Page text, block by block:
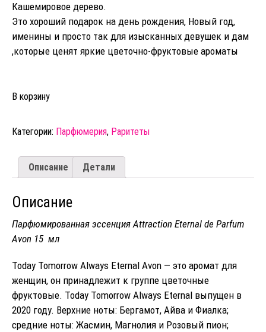
Кашемировое дерево.
Это хороший подарок на день рождения, Новый год,
именины и просто так для изысканных девушек и дам
,которые ценят яркие цветочно-фруктовые ароматы
Количество
товара
AVON
Eternal
Essence
de
Avon"
НЕЕ
15
В корзину
Категории: Парфюмерия, Раритеты
Описание Детали
Описание
Парфюмированная эссенцияAttraction Eternal de Parfum
Avon 15 мл
Today Tomorrow Always Eternal Avon — это аромат для
женщин, он принадлежит к группе цветочные
фруктовые. Today Tomorrow Always Eternal выпущен в
2020 году. Верхние ноты: Бергамот, Айва и Фиалка;
средние ноты: Жасмин, Магнолия и Розовый пион;